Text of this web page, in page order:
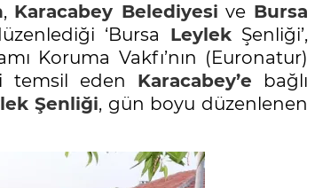
, Karacabey Belediyesi ve Bursa
‘Bursa LeylekŞenliği’,
Koruma Vakfı’nın (Euronatur)
temsil eden Karacabey’e bağlı
Şenliği, gün boyu düzenlenen